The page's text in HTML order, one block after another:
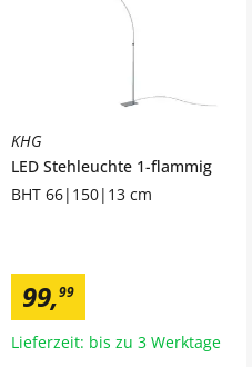
KHG
LED Stehleuchte 1-flammig
BHT 66|150|13 cm
99,99
Lieferzeit: bis zu 3 Werktage